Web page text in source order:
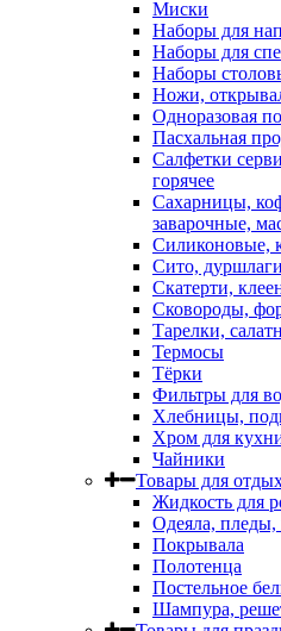
Миски
Наборы для
Наборы для
Наборы
Ножи,
Одноразовая
Пасхальная
Салфетки
горячее
Сахарницы,
заварочные,
Силиконовые,
Сито,
Скатерти,
Сковороды,
Тарелки,
Термосы
Тёрки
Фильтры для
Хлебницы,
Хром для
Чайники
Товары для
Жидкость для
Одеяла,
Покрывала
Полотенца
Постельное
Шампура,